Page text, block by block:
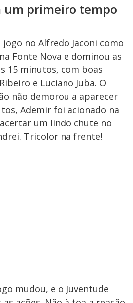
um primeiro tempo
jogo no Alfredo Jaconi como
Fonte Nova e dominou as
15 minutos, com boas
e Luciano Juba. O
não demorou a aparecer
Ademir foi acionado na
um lindo chute no
Tricolor na frente!
mudou, e o Juventude